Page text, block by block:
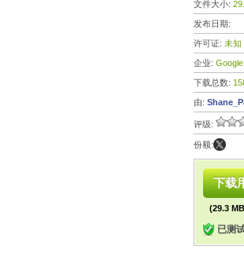
文件大小:
发布日期:
许可证: 未知
企业:
下载总数:
由:
评级:
份额:
下载
(29.3
已测